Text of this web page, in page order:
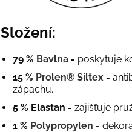
Složení:
79 % Bavlna - poskytuje
15 % Prolen® Siltex -
zápachu.
5 % Elastan - zajišťuje
1 % Polypropylen -